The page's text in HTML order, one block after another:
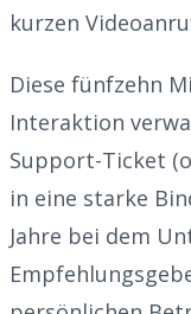
kurzen
Diese fünfzehn
Interaktion
Support-Ticket
in eine starke
Jahre bei dem